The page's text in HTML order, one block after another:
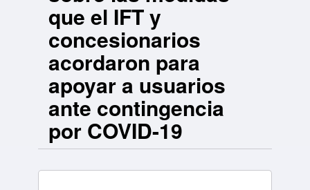
que el IFT y
concesionarios
acordaron para
apoyar a usuarios
ante contingencia
por COVID-19